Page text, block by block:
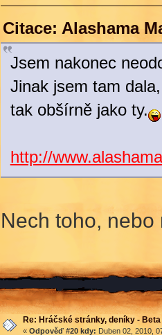
Citace: Alashama
Jsem nakonec
Jinak jsem tam
tak obšírně jako ty.
http://
Nech toho,
Re: Hráčské stránky, deníky - Beta
« Odpověď #20 kdy: Duben 02, 2010,